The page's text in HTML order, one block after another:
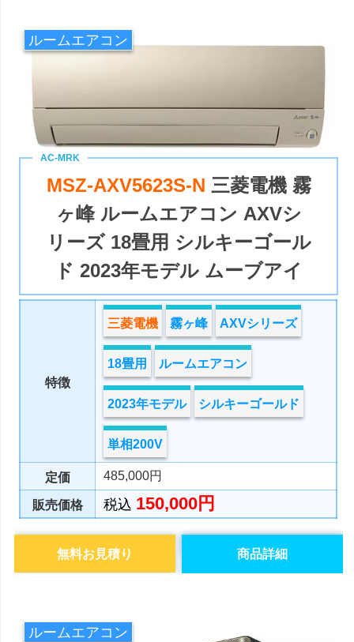
ルームエアコン
MSZ-AXV5623S-N 三菱電機 霧
ヶ峰 ルームエアコン AXVシ
リーズ 18畳用 シルキーゴール
ド 2023年モデル ムーブアイ
特徴
三菱電機 霧ヶ峰 AXVシリーズ
18畳用 ルームエアコン
2023年モデル シルキーゴールド
単相200V
定価 485,000円
販売価格 税込 150,000円
商品詳細
無料お見積り
ルームエアコン